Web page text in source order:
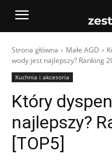
Strona główna Małe AGD
wody jest najlepszy? Ranking
Kuchnia i akcesoria
Który
najlepszy?
[TOP5]